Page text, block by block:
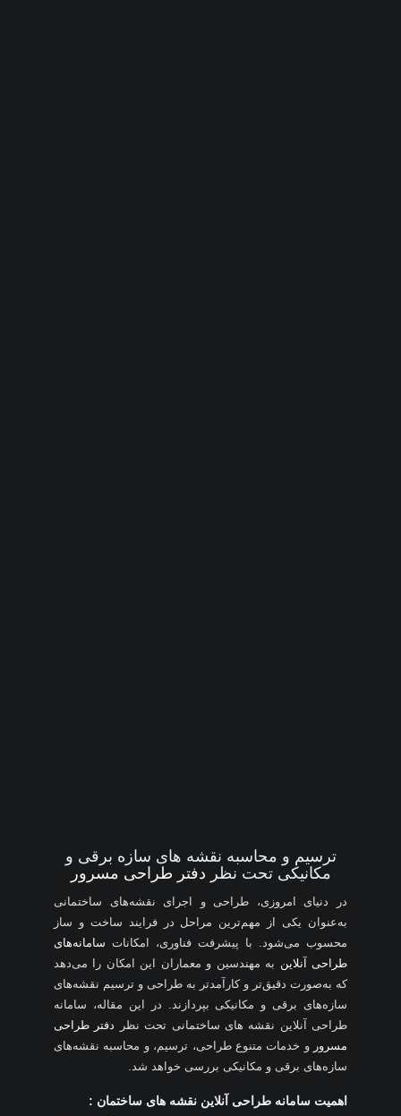
ترسیم و محاسبه نقشه‌ های سازه برقی و
مکانیکی تحت نظر دفتر طراحی مسرور
در دنیای امروزی، طراحی و اجرای نقشه‌های ساختمانی
به‌عنوان یکی از مهم‌ترین مراحل در فرایند ساخت و ساز
محسوب می‌شود. با پیشرفت فناوری، امکانات سامانه‌های
طراحی آنلاین به مهندسین و معماران این امکان را می‌دهد
که به‌صورت دقیق‌تر و کارآمدتر به طراحی و ترسیم نقشه‌های
سازه‌های برقی و مکانیکی بپردازند. در این مقاله، سامانه
طراحی آنلاین نقشه‌ های ساختمانی تحت نظر دفتر طراحی
مسرور و خدمات متنوع طراحی، ترسیم، و محاسبه نقشه‌های
سازه‌های برقی و مکانیکی بررسی خواهد شد.
اهمیت سامانه طراحی آنلاین نقشه های ساختمان :